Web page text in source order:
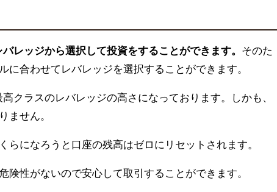
レッジから選択して投資をすることができます。 そのた
合わせてレバレッジを選択することができます。
クラスのレバレッジの高さになっております。しかも、
ません。
になろうと口座の残高はゼロにリセットされます。
険性がないので安心して取引することができます。